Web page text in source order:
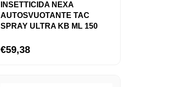
INSETTICIDA NEXA
AUTOSVUOTANTE TAC
SPRAY ULTRA KB ML 150
€59,38